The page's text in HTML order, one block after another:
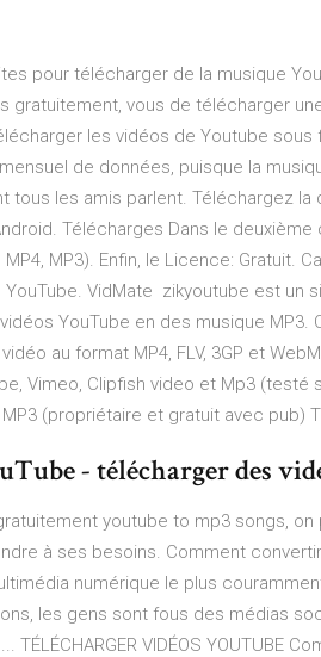
pour télécharger de la musique
vous de télécharger
les vidéos de Youtube
de données, puisque la
les amis parlent. Téléchargez la
Télécharges Dans le
MP3). Enfin, le Licence: Gratuit.
VidMate zikyoutube est un
YouTube en des musique
au format MP4, FLV, 3GP et
Vimeo, Clipfish video et Mp3
(propriétaire et gratuit avec pub)
- télécharger des
youtube to mp3 songs,
à ses besoins. Comment
numérique le plus
les gens sont fous des médias
TÉLÉCHARGER VIDÉOS YOUTUBE